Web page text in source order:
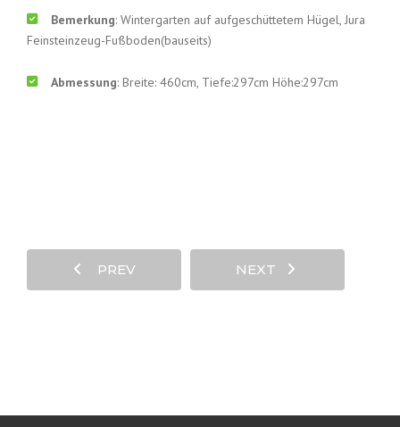
Bemerkung: Wintergarten auf aufgeschüttetem Hügel, Jura
Feinsteinzeug-Fußboden(bauseits)
Abmessung: Breite: 460cm, Tiefe:297cm Höhe:297cm
PREV NEXT